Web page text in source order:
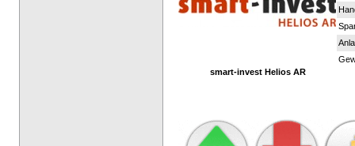
smart-invest Helios AR